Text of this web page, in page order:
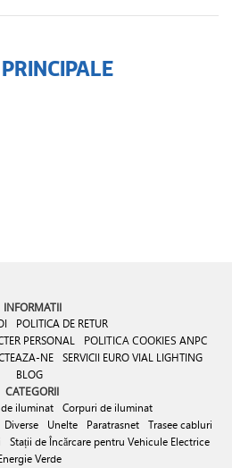
INFORMATII
POLITICA DE RETUR
PERSONAL
POLITICA COOKIES ANPC
NE SERVICII EURO VIAL LIGHTING
BLOG
CATEGORII
de iluminat
Corpuri de iluminat
Diverse Unelte Paratrasnet
Trasee cabluri
Stații de Încărcare pentru Vehicule Electrice
Verde